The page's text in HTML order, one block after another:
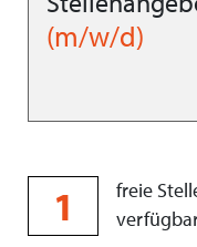
(m/w/d)
1
freie